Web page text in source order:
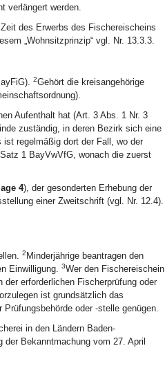
verlängert werden.
des Erwerbs des Fischereischeins
„Wohnsitzprinzip“ vgl. Nr. 13.3.3.
2Gehört die kreisangehörige
Aufenthalt hat (Art. 3 Abs. 1 Nr. 3
zuständig, in deren Bezirk sich eine
ist regelmäßig dort der Fall, wo der
1 BayVwVfG, wonach die zuerst
4), der gesonderten Erhebung der
einer Zweitschrift (vgl. Nr. 12.4).
2 Minderjährige beantragen den
Einwilligung. 3Wer den Fischereischein
erforderlichen Fischerprüfung oder
ist grundsätzlich das
oder -stelle genügen.
in den Ländern Baden-
Bekanntmachung vom 27. April